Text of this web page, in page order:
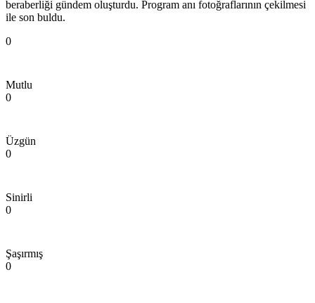
beraberliği gündem oluşturdu. Program anı fotoğraflarının çekilmesi
ile son buldu.
0
Mutlu
0
Üzgün
0
Sinirli
0
Şaşırmış
0